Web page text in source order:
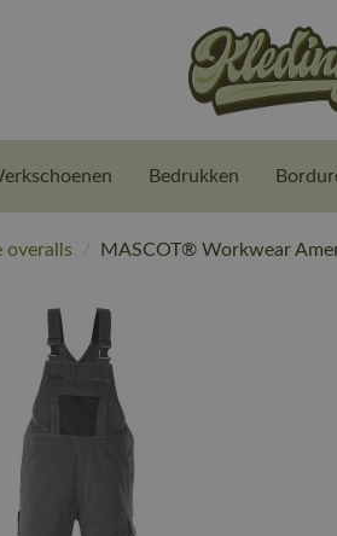
Bedrukken
overalls / MASCOT® Workwear